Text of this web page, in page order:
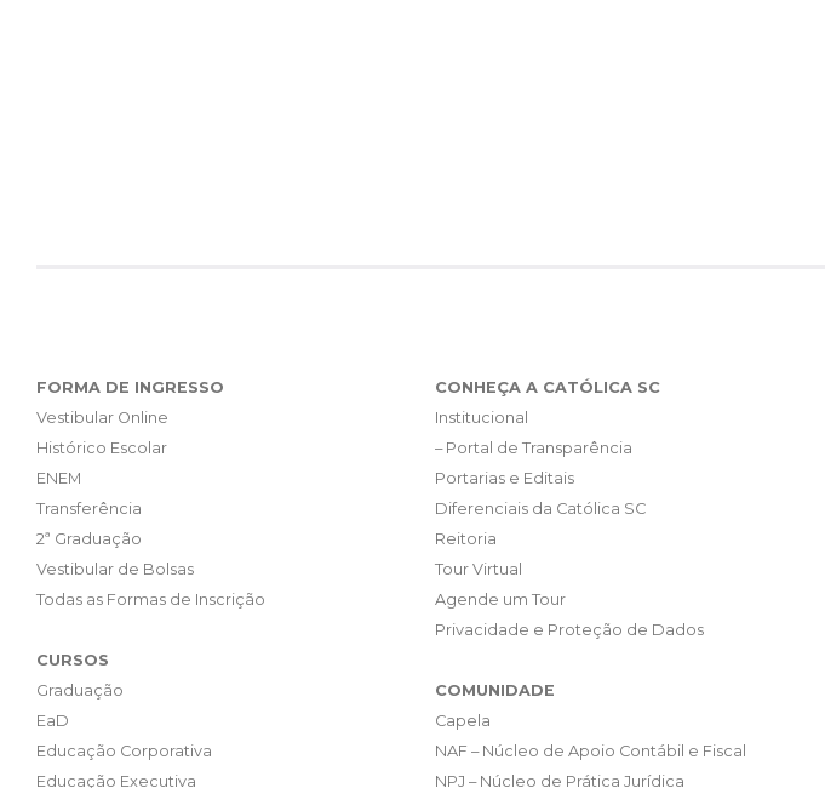
FORMA DE INGRESSO
Vestibular Online
Histórico Escolar
ENEM
Transferência
2ª Graduação
Vestibular de Bolsas
Todas as Formas de Inscrição
CURSOS
Graduação
EaD
Educação Corporativa
Educação Executiva
CONHEÇA A CATÓLICA SC
Institucional
– Portal de Transparência
Portarias e Editais
Diferenciais da Católica SC
Reitoria
Tour Virtual
Agende um Tour
Privacidade e Proteção de Dados
COMUNIDADE
Capela
NAF – Núcleo de Apoio Contábil e Fiscal
NPJ – Núcleo de Prática Jurídica